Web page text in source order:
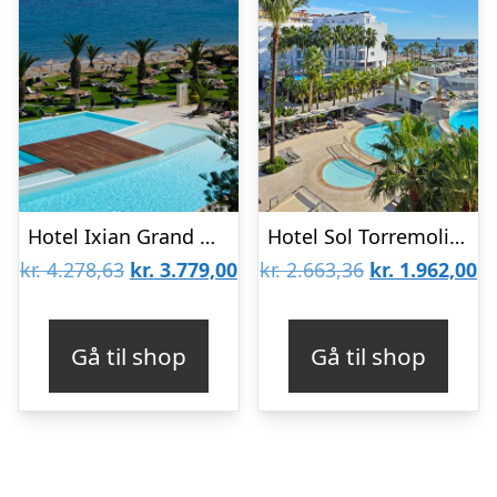
Hotel Ixian Grand & All Suites – Voksenhotel
kr.4.278,63 Den
kr. 4.278,63.
kr. 3.779,00Den
kr. 3.779,00.
Gå til shop
Hotel Sol Torremolinos Don Pablo
kr.2.663,36 Den
kr. 2.663,36.
kr. 1.962,00
Gå til shop